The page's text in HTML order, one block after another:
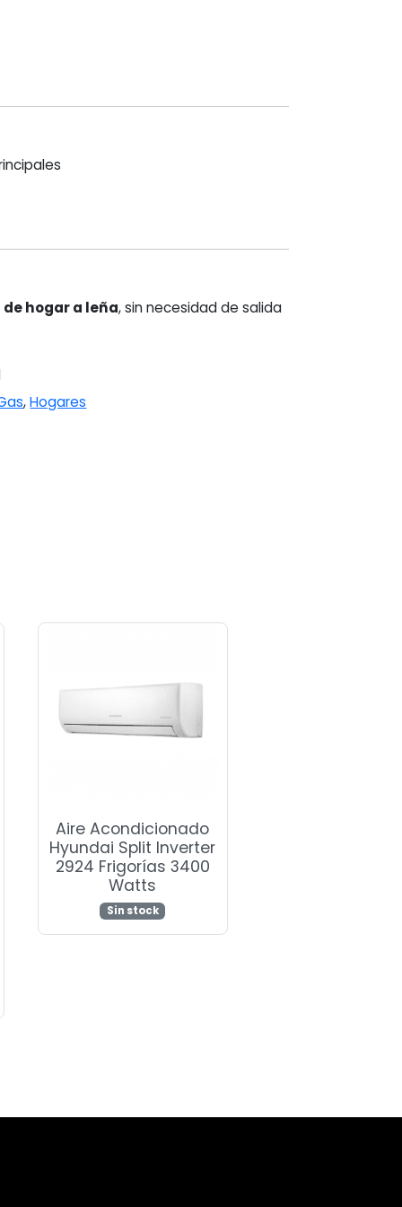
hogar a leña, sin necesidad de salida
,Hogares
Aire Acondicionado
Hyundai Split Inverter
2924 Frigorías 3400
Watts
Sin stock